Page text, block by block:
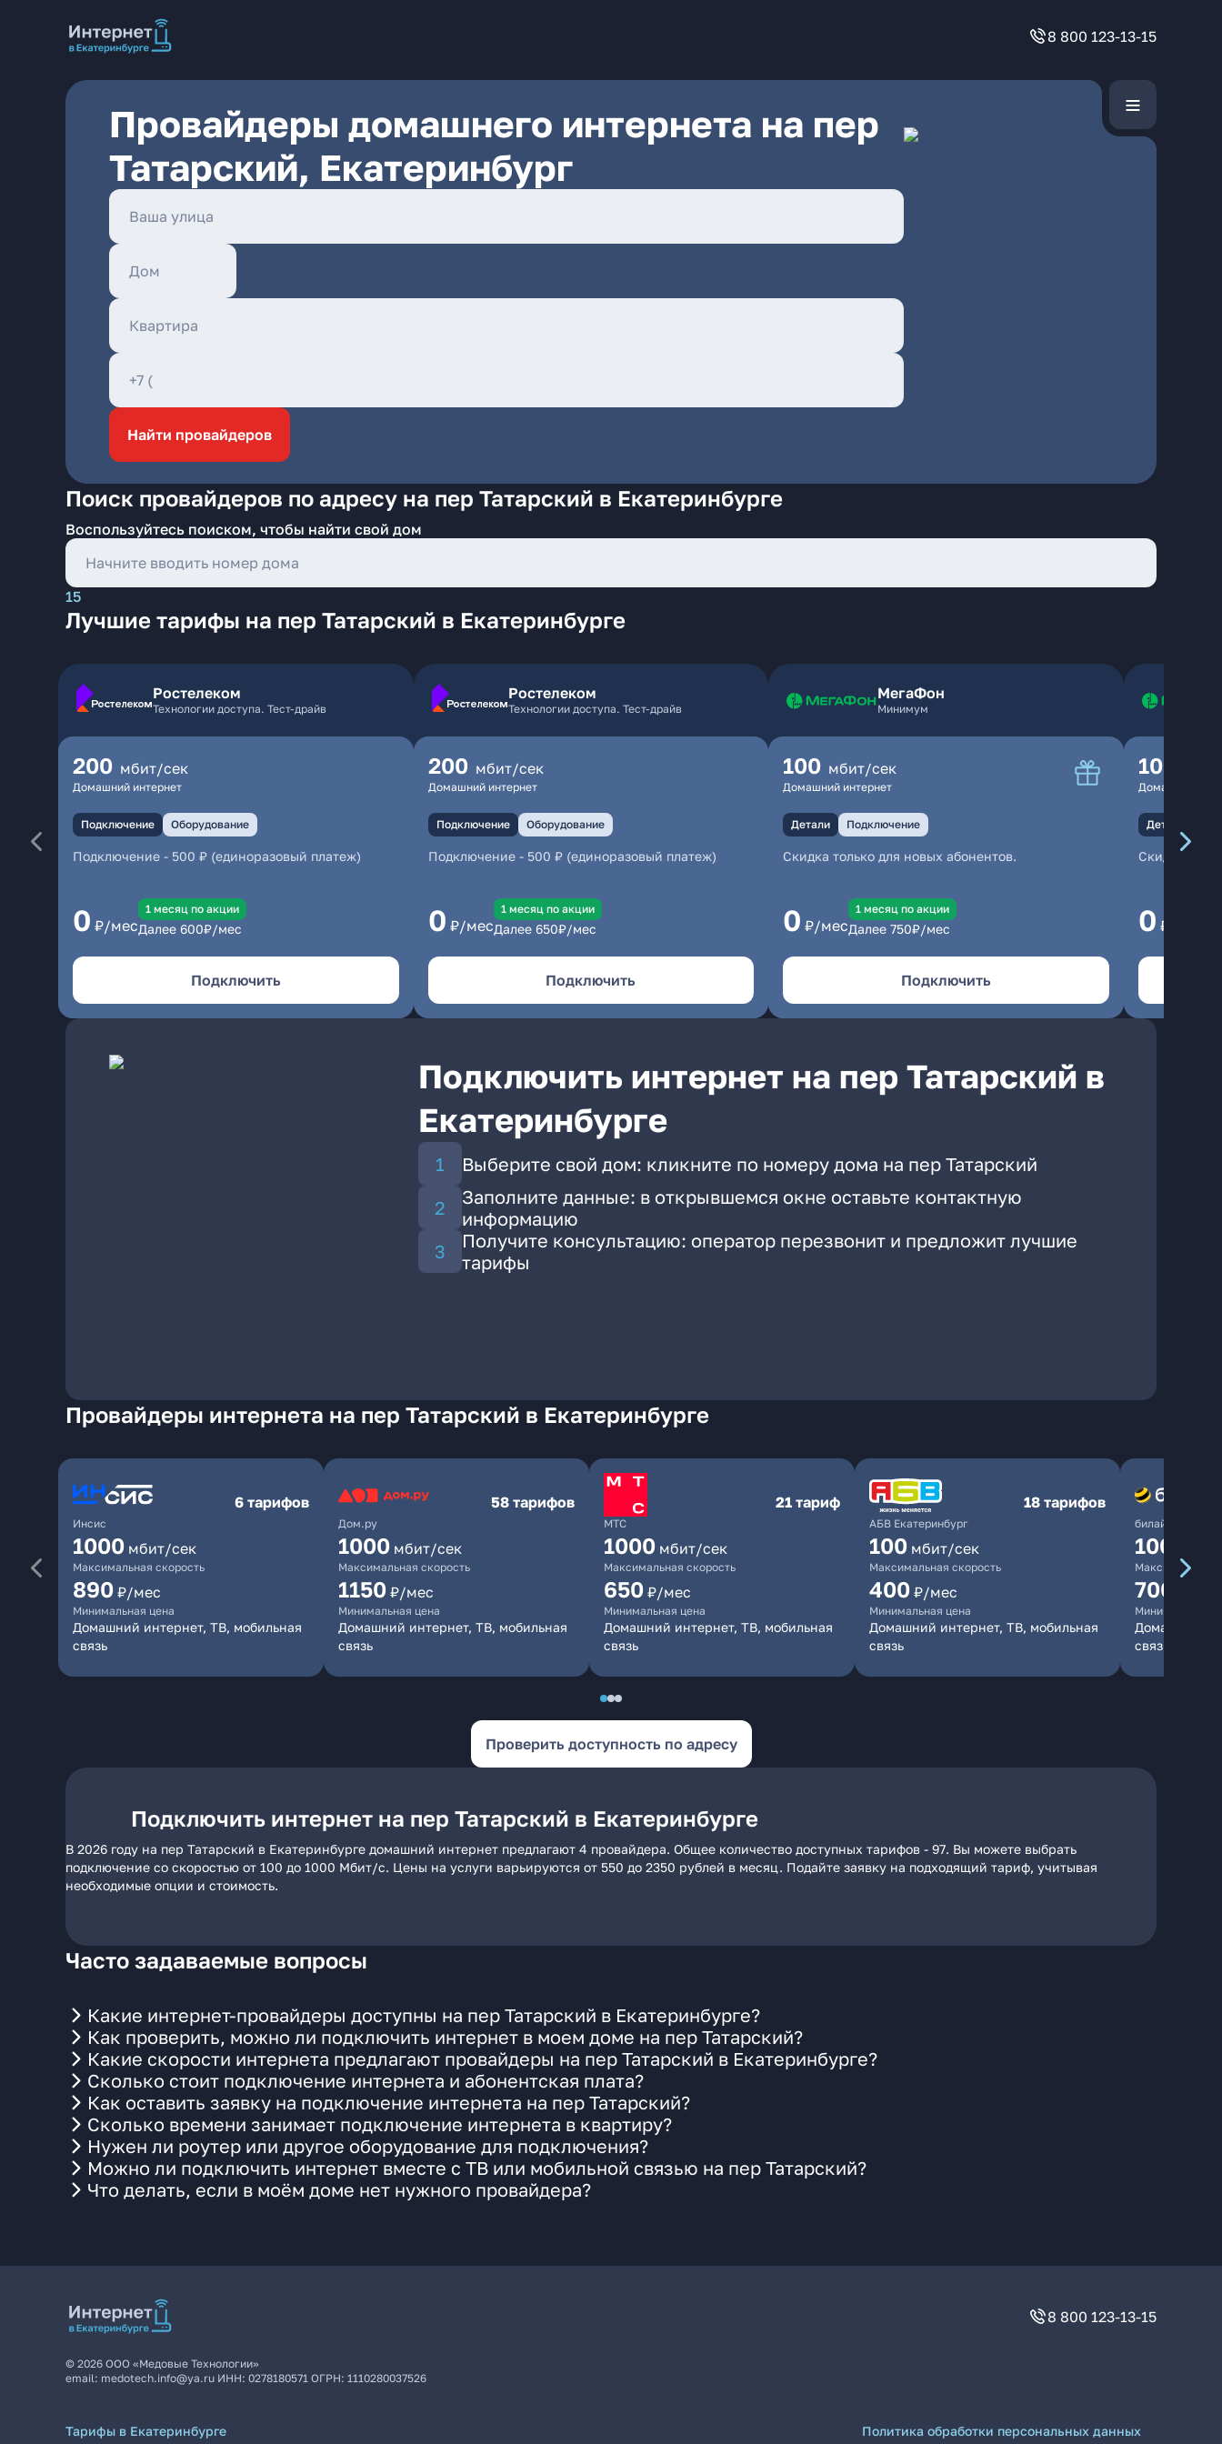
8 800 123-13-15
Провайдеры домашнего интернета на пер
Татарский, Екатеринбург
Найти провайдеров
Поиск провайдеров по адресу на пер Татарский в Екатеринбурге
Воспользуйтесь поиском, чтобы найти свой дом
15
Лучшие тарифы на пер Татарский в Екатеринбурге
Ростелеком
Технологии доступа. Тест-драйв
200 мбит/сек
Домашний интернет
Подключение Оборудование
Подключение - 500 ₽ (единоразовый платеж)
0 ₽/мес
1 месяц по акции
Далее 600₽/мес
Подключить
Ростелеком
Технологии доступа. Тест-драйв
200 мбит/сек
Домашний интернет
Подключение Оборудование
Подключение- 500 ₽ (единоразовый платеж)
0 ₽/мес
1 месяц по акции
Далее 650₽/мес
Подключить
МегаФон
Минимум
100 мбит/сек
Домашний интернет
Детали Подключение
Скидка только для новых абонентов.
0 ₽/мес
1 месяц по акции
Далее 750₽/мес
Подключить
100
Домашний
Детали
Скидка
0 ₽/мес
Подключить интернет на пер Татарский в
Екатеринбурге
Выберите свой дом: кликните по номеру дома на пер Татарский
Заполните данные: в открывшемся окне оставьте контактную
информацию
Получите консультацию: оператор перезвонит и предложит лучшие
тарифы
Провайдеры интернета на пер Татарский в Екатеринбурге
Инсис
6 тарифов
1000 мбит/сек
Максимальная скорость
890 ₽/мес
Минимальная цена
Домашний интернет, ТВ, мобильная
связь
Дом.ру
58 тарифов
1000 мбит/сек
Максимальная скорость
1150 ₽/мес
Минимальная цена
Домашний интернет, ТВ, мобильная
связь
МТС
21 тариф
1000 мбит/сек
Максимальная скорость
650 ₽/мес
Минимальная цена
Домашний интернет, ТВ, мобильная
связь
АБВ Екатеринбург
18 тарифов
100 мбит/сек
Максимальная скорость
400 ₽/мес
Минимальная цена
Домашний интернет, ТВ, мобильная
связь
билайн
1000
Максимальная
700
Минимальная
Домашний
связь
Проверить доступность по адресу
Подключить интернет на пер Татарский в Екатеринбурге
В 2026 году на пер Татарский в Екатеринбурге домашний интернет предлагают 4 провайдера. Общее количество доступных тарифов - 97. Вы можете выбрать
подключение со скоростью от 100 до 1000 Мбит/с. Цены на услуги варьируются от 550 до 2350 рублей в месяц. Подайте заявку на подходящий тариф, учитывая
необходимые опции и стоимость.
Часто задаваемые вопросы
Какие интернет-провайдеры доступны на пер Татарский в Екатеринбурге?
Как проверить, можно ли подключить интернет в моем доме на пер Татарский?
Какие скорости интернета предлагают провайдеры на пер Татарский в Екатеринбурге?
Сколько стоит подключение интернета и абонентская плата?
Как оставить заявку на подключение интернета на пер Татарский?
Сколько времени занимает подключение интернета в квартиру?
Нужен ли роутер или другое оборудование для подключения?
Можно ли подключить интернет вместе с ТВ или мобильной связью на пер Татарский?
Что делать, если в моём доме нет нужного провайдера?
8 800 123-13-15
© 2026 ООО «Медовые Технологии»
email: medotech.info@ya.ru ИНН: 0278180571 ОГРН: 1110280037526
Тарифы в Екатеринбурге
Политика обработки персональных данных